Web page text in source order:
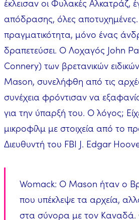
έκλεισαν οι Φυλακές Αλκατράζ,
απόδρασης, όλες
πραγματικότητα, μόνο ένας
δραπετεύσει. Ο Λοχαγός John
Connery) των βρετανικών
Mason, συνελήφθη από τις
συνέχεια φρόντισαν να
για την ύπαρξή του. Ο λόγος;
μικροφίλμ με στοιχεία από το
Διευθυντή του FBI J. Edgar
Womack: Ο Mason ήταν ο
που υπέκλεψε τα αρχεία,
στα σύνορα με τον Καναδά.